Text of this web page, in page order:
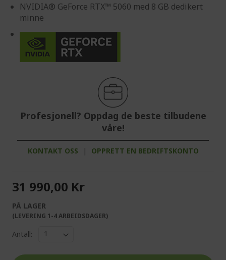
NVIDIA® GeForce RTX™ 5060 med 8 GB dedikert
minne
Profesjonell? Oppdag de beste tilbudene
våre!
KONTAKT OSS | OPPRETT EN BEDRIFTSKONTO
31 990,00 Kr
PÅ LAGER
(LEVERING 1-4 ARBEIDSDAGER)
Antall: